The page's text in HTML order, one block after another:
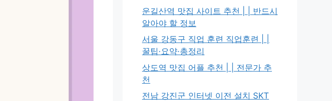
운길산역 맛집 사이트 추천 | | 반드시
알아야 할 정보
서울 강동구 직업 훈련 직업훈련 | |
꿀팁·요약·총정리
상도역 맛집 어플 추천 | | 전문가 추
천
전남 강진군 인터넷 이전 설치 SKT